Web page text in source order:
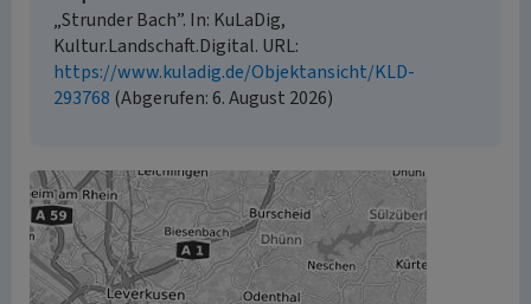
„Strunder Bach”. In: KuLaDig,
Kultur.Landschaft.Digital. URL:
https://www.kuladig.de/Objektansicht/KLD-
293768 (Abgerufen: 6. August 2026)